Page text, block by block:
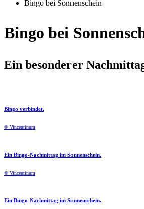
Bingo bei Sonnenschein
Bingo bei
Ein besonderer
Bingo verbindet.
© Vincentinum
Ein Bingo-Nachmittag im Sonnenschein.
© Vincentinum
Ein Bingo-Nachmittag im Sonnenschein.